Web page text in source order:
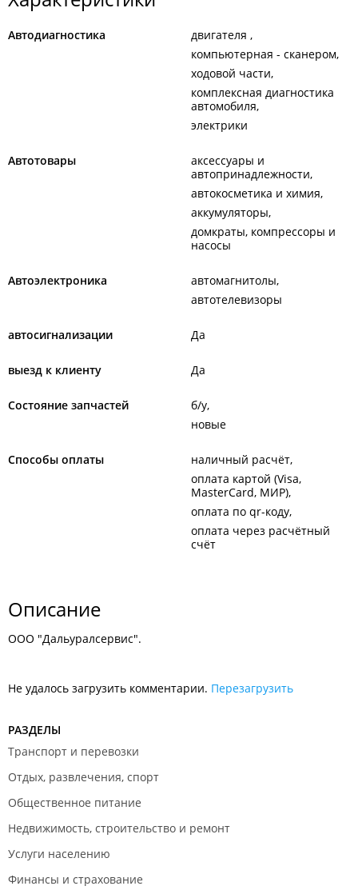
Автодиагностика
двигателя
компьютерная - сканером
ходовой части
комплексная диагностика
автомобиля
электрики
Автотовары
аксессуары и
автопринадлежности
автокосметика и химия
аккумуляторы
домкраты, компрессоры и
насосы
Автоэлектроника
автомагнитолы
автотелевизоры
автосигнализации Да
выезд к клиенту Да
Состояние запчастей
б/у
новые
Способы оплаты
наличный расчёт
оплата картой (Visa,
MasterCard, МИР)
оплата по qr-коду
оплата через расчётный
счёт
Описание
ООО "Дальуралсервис".
Не удалось загрузить комментарии. Перезагрузить
РАЗДЕЛЫ
Транспорт и перевозки
Отдых, развлечения, спорт
Общественное питание
Недвижимость, строительство и ремонт
Услуги населению
Финансы и страхование